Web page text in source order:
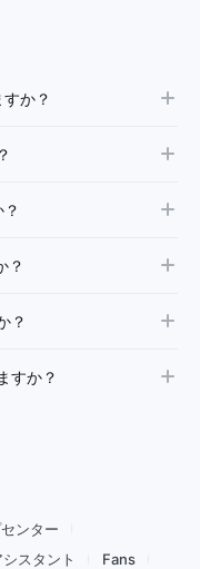
か？
？
？
すか？
ンター
スタント
Fans